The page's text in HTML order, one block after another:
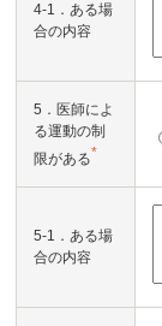
4-1．ある場
合の内容
5．医師によ
る運動の制
限がある*
5-1．ある場
合の内容